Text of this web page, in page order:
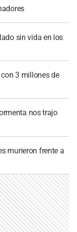
sin vida en los
3 millones de
nos trajo
murieron frente a